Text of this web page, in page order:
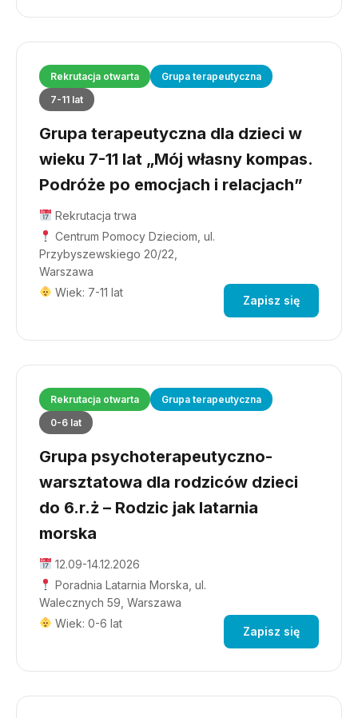
Rekrutacja otwarta
Grupa terapeutyczna
7-11 lat
Grupa terapeutyczna dla dzieci w
wieku 7-11 lat „Mój własny kompas.
Podróże po emocjach i relacjach”
Rekrutacja trwa
Centrum Pomocy Dzieciom, ul.
Przybyszewskiego 20/22,
Warszawa
Wiek: 7-11 lat
Zapisz się
Rekrutacja otwarta
Grupa terapeutyczna
0-6 lat
Grupa psychoterapeutyczno-
warsztatowa dla rodziców dzieci
do 6.r.ż – Rodzic jak latarnia
morska
12.09-14.12.2026
Poradnia Latarnia Morska, ul.
Walecznych 59, Warszawa
Wiek: 0-6 lat
Zapisz się